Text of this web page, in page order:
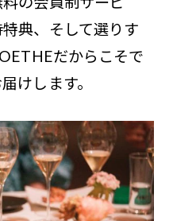
典、そして選りす
だからこそで
けします。